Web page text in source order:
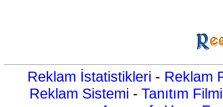
Reklam İstatistikleri - Reklam
Reklam Sistemi - Tanıtım Filmi